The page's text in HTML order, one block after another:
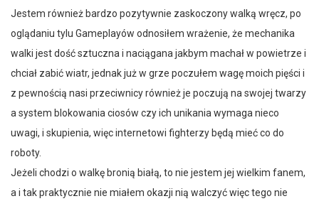
Jestem również bardzo pozytywnie zaskoczony walką wręcz, po
oglądaniu tylu Gameplayów odnosiłem wrażenie, że mechanika
walki jest dość sztuczna i naciągana jakbym machał w powietrze i
chciał zabić wiatr, jednak już w grze poczułem wagę moich pięści i
z pewnością nasi przeciwnicy również je poczują na swojej twarzy
a system blokowania ciosów czy ich unikania wymaga nieco
uwagi, i skupienia, więc internetowi fighterzy będą mieć co do
roboty.
Jeżeli chodzi o walkę bronią białą, to nie jestem jej wielkim fanem,
a i tak praktycznie nie miałem okazji nią walczyć więc tego nie